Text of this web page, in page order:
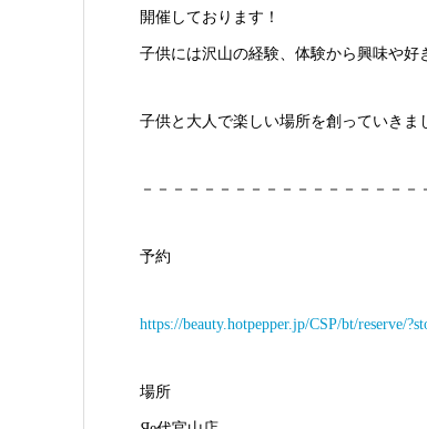
開催しております！
子供には沢山の経験、体験から興味や好
子供と大人で楽しい場所を創っていきま
－－－－－－－－－－－－－－－－－－
予約
https://beauty.hotpepper.jp/CSP/bt/reserve/
場所